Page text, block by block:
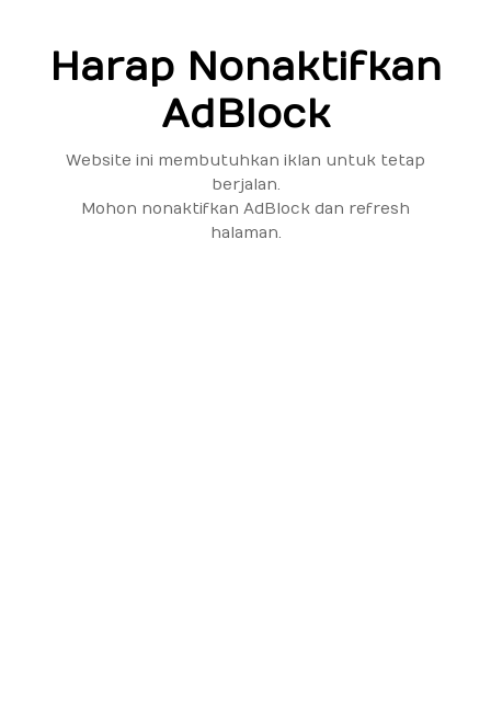
Harap Nonaktifkan
AdBlock
Website ini membutuhkan iklan untuk tetap
berjalan.
Mohon nonaktifkan AdBlock dan refresh
halaman.